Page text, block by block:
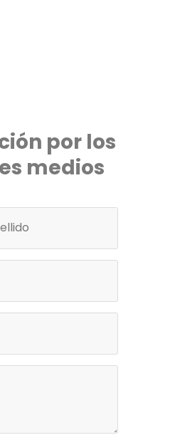
por los
medios